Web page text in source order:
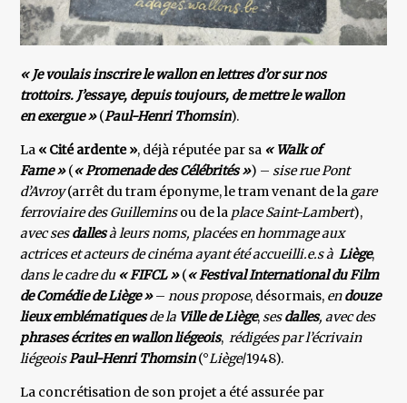
« Je voulais inscrire le wallon en lettres d’or sur nos
trottoirs. J’essaye, depuis toujours, de mettre le wallon
en exergue »(Paul-­Henri Thomsin).
La « Cité ardente », déjà réputée par sa « Walk of
Fame »(« Promenade des Célébrités ») –sise rue Pont
d’Avroy(arrêt du tram éponyme, le tram venant de la gare
ferroviaire des Guilleminsou de la place Saint-Lambert),
avec sesdallesà leurs noms, placées en hommage aux
actrices et acteurs de cinéma ayant été accueilli.e.s àLiège,
dans le cadre du « FIFCL »(« Festival International du Film
de Comédie de Liège »–nous propose, désormais, endouze
lieux emblématiquesde la Ville de Liège,sesdalles, avec des
phrases écrites en wallon liégeois,rédigées par l’écrivain
liégeoisPaul-Henri Thomsin(°Liège/1948).
La concrétisation de son projet a été assurée par